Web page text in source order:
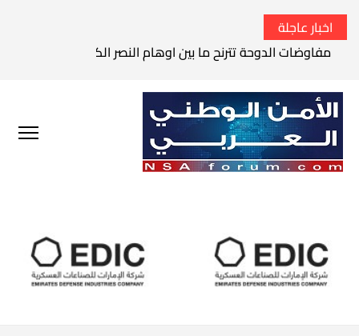
اخبار عاجلة
مفاوضات الدوحة تترنح ما بين اوهام النصر الكامل وواقع